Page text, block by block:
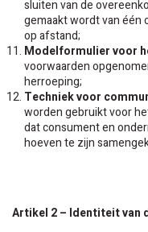
sluiten van de
gemaakt wordt van één
op afstand;
Modelformulier voor
voorwaarden
herroeping;
Techniek voor
worden gebruikt voor
dat consument en
hoeven te zijn
Artikel 2 – Identiteit van